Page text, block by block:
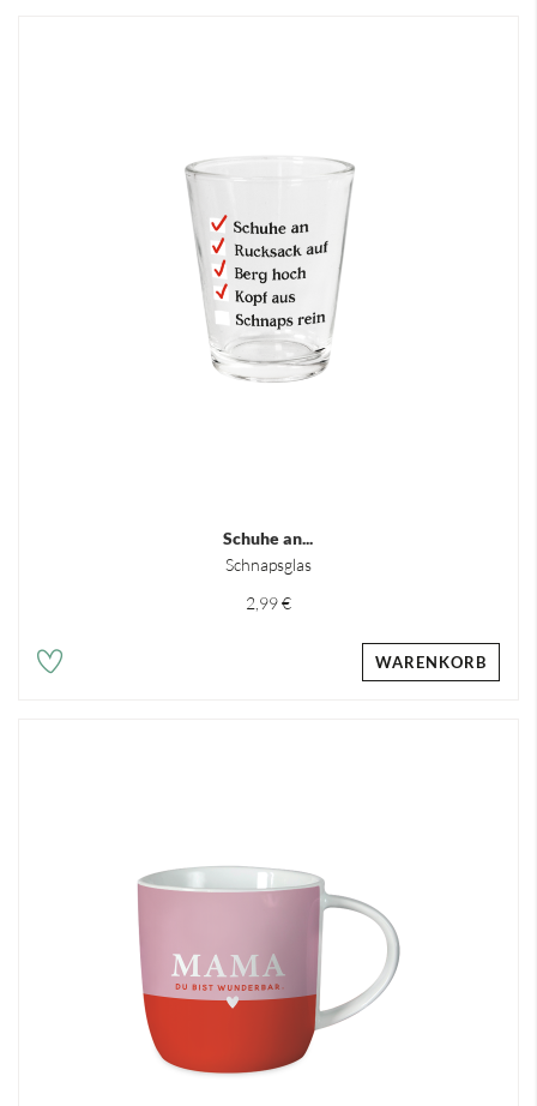
Schuhe an...
Schnapsglas
2,99 €
WARENKORB